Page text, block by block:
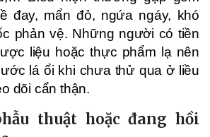
đay, mẩn đỏ, ngứa ngáy, khó
phản vệ. Những người có tiền
liệu hoặc thực phẩm lạ nên
lá ổi khi chưa thử qua ở liều
dõi cẩn thận.
thuật hoặc đang hồi